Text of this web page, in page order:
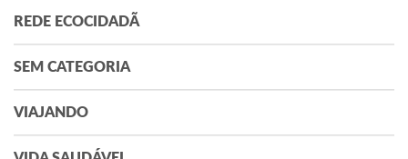
REDE ECOCIDADÃ
SEM CATEGORIA
VIAJANDO